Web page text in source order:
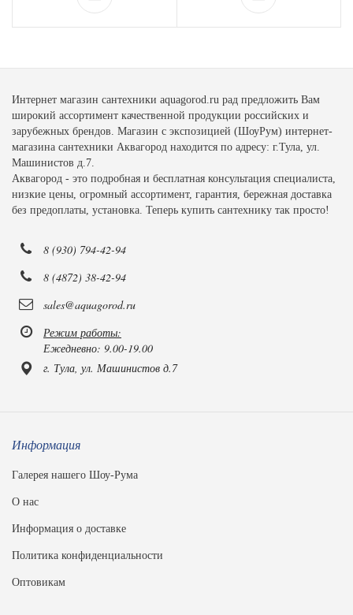
Интернет магазин сантехники aquagorod.ru рад предложить Вам
широкий ассортимент качественной продукции российских и
зарубежных брендов. Магазин с экспозицией (ШоуРум) интернет-
магазина сантехники Аквагород находится по адресу: г.Тула, ул.
Машинистов д.7.
Аквагород - это подробная и бесплатная консультация специалиста,
низкие цены, огромный ассортимент, гарантия, бережная доставка
без предоплаты, установка. Теперь купить сантехнику так просто!
8 (930) 794-42-94
8 (4872) 38-42-94
sales@aquagorod.ru
Режим работы:
Ежедневно: 9.00-19.00
г. Тула, ул. Машинистов д.7
Информация
Галерея нашего Шоу-Рума
О нас
Информация о доставке
Политика конфиденциальности
Оптовикам